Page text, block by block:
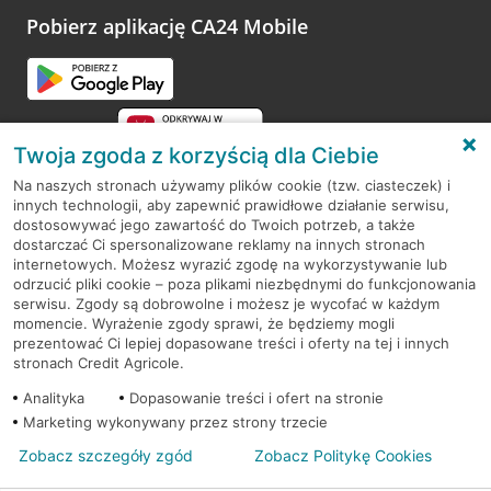
opinie.
Pobierz aplikację CA24 Mobile
RODO
Regulamin serwisu
Mapa serwisu
PolitykaCookies
© 2026 Credit Agricole Bank Polska S.A. Wszelkie prawa zastrzeżone
Twoja zgoda z korzyścią dla Ciebie
Na naszych stronach używamy plików cookie (tzw. ciasteczek) i
innych technologii, aby zapewnić prawidłowe działanie serwisu,
dostosowywać jego zawartość do Twoich potrzeb, a także
dostarczać Ci spersonalizowane reklamy na innych stronach
internetowych. Możesz wyrazić zgodę na wykorzystywanie lub
odrzucić pliki cookie – poza plikami niezbędnymi do funkcjonowania
serwisu. Zgody są dobrowolne i możesz je wycofać w każdym
momencie. Wyrażenie zgody sprawi, że będziemy mogli
prezentować Ci lepiej dopasowane treści i oferty na tej i innych
stronach Credit Agricole.
Analityka
Dopasowanie treści i ofert na stronie
Marketing wykonywany przez strony trzecie
Zobacz szczegóły zgód Zobacz Politykę Cookies